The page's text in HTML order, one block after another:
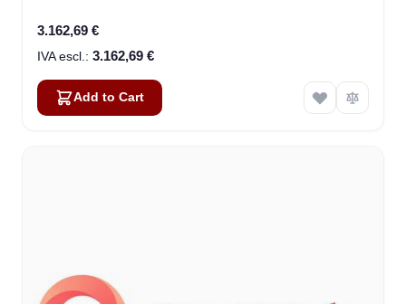
3.162,69 €
3.162,69 €
Add to Cart